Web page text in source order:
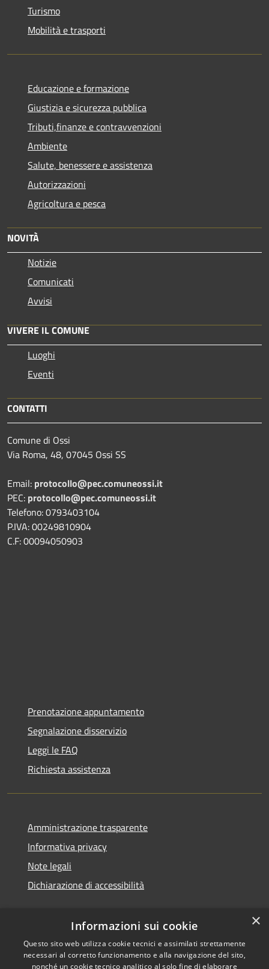
Turismo
Mobilità e trasporti
Educazione e formazione
Giustizia e sicurezza pubblica
Tributi,finanze e contravvenzioni
Ambiente
Salute, benessere e assistenza
Autorizzazioni
Agricoltura e pesca
NOVITÀ
Notizie
Comunicati
Avvisi
VIVERE IL COMUNE
Luoghi
Eventi
CONTATTI
Comune di Ossi
Via Roma, 48, 07045 Ossi SS
Email: protocollo@pec.comuneossi.it
PEC: protocollo@pec.comuneossi.it
Telefono: 0793403104
P.IVA: 00249810904
C.F: 00094050903
Prenotazione appuntamento
Segnalazione disservizio
Leggi le FAQ
Richiesta assistenza
Amministrazione trasparente
Informativa privacy
Note legali
Dichiarazione di accessibilità
×
Informazioni sui cookie
Questo sito web utilizza cookie tecnici e assimilati strettamente
necessari al corretto funzionamento e alla navigazione del sito,
nonché un cookie tecnico analitico al solo fine di elaborare